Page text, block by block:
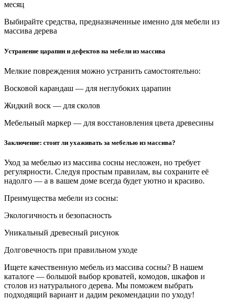
месяц
Выбирайте средства, предназначенные именно для мебели из
массива дерева
Устранение царапин и дефектов на мебели из массива
Мелкие повреждения можно устранить самостоятельно:
Восковой карандаш — для неглубоких царапин
Жидкий воск — для сколов
Мебельный маркер — для восстановления цвета древесины
Заключение: стоит ли ухаживать за мебелью из массива?
Уход за мебелью из массива сосны несложен, но требует
регулярности. Следуя простым правилам, вы сохраните её
надолго — а в вашем доме всегда будет уютно и красиво.
Преимущества мебели из сосны:
Экологичность и безопасность
Уникальный древесный рисунок
Долговечность при правильном уходе
Ищете качественную мебель из массива сосны? В нашем
каталоге — большой выбор кроватей, комодов, шкафов и
столов из натурального дерева. Мы поможем выбрать
подходящий вариант и дадим рекомендации по уходу!